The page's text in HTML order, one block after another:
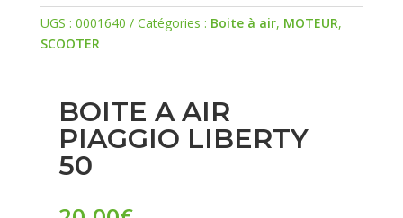
UGS : 0001640 Catégories : Boite à air, MOTEUR,
SCOOTER
BOITE A AIR
PIAGGIO LIBERTY
50